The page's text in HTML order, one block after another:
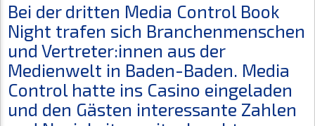
Bei der dritten Media Control Book
Night trafen sich Branchenmenschen
und Vertreter:innen aus der
Medienwelt in Baden-Baden. Media
Control hatte ins Casino eingeladen
und den Gästen interessante Zahlen